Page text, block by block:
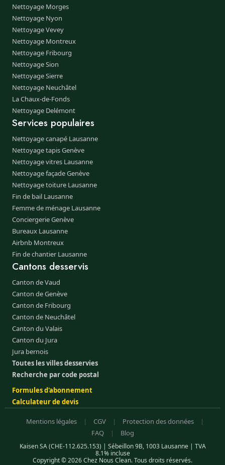
Nettoyage Morges
Nettoyage Nyon
Nettoyage Vevey
Nettoyage Montreux
Nettoyage Fribourg
Nettoyage Sion
Nettoyage Sierre
Nettoyage Neuchâtel
La Chaux-de-Fonds
Nettoyage Delémont
Services populaires
Nettoyage canapé Lausanne
Nettoyage tapis Genève
Nettoyage vitres Lausanne
Nettoyage façade Genève
Nettoyage toiture Lausanne
Fin de bail Lausanne
Femme de ménage Lausanne
Conciergerie Genève
Bureaux Lausanne
Airbnb Montreux
Fin de chantier Lausanne
Cantons desservis
Canton de Vaud
Canton de Genève
Canton de Fribourg
Canton de Neuchâtel
Canton du Valais
Canton du Jura
Jura bernois
Toutes les villes desservies
Recherche par code postal
Formules d'abonnement
Calculateur de devis
Mentions légales | CGV | Protection des données
|
FAQ
| Blog
Kaisen SA (CHE-112.625.153) | Sébeillon 9B, 1003 Lausanne | TVA
8.1% incluse
Copyright © 2026 Chez Nous Clean. Tous droits réservés.